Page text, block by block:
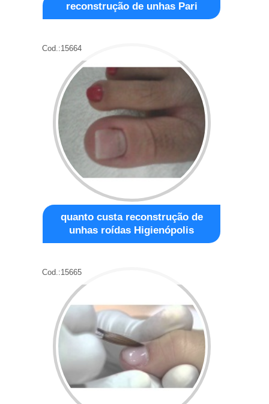
reconstrução de unhas Pari
Cod.:15664
quanto custa reconstrução de
unhas roídas Higienópolis
Cod.:15665